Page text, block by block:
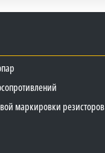
маркировки резисторов